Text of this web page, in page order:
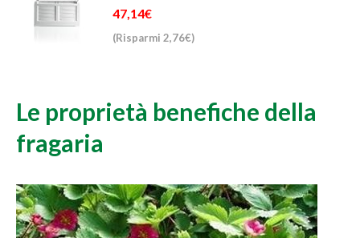
47,14€
(Risparmi 2,76€)
Le proprietà benefiche della
fragaria